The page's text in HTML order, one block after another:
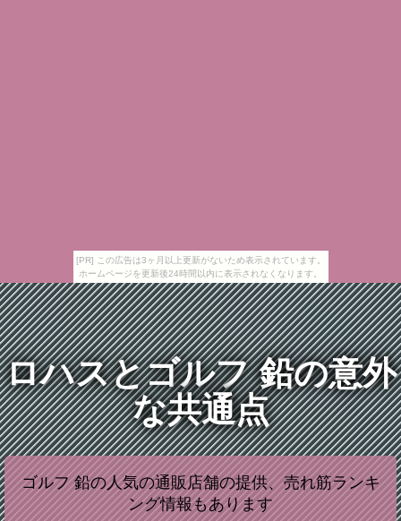
[PR] この広告は3ヶ月以上更新がないため表示されています。
ホームページを更新後24時間以内に表示されなくなります。
ロハスとゴルフ 鉛の意外
な共通点
ゴルフ 鉛の人気の通販店舗の提供、売れ筋ランキ
ング情報もあります